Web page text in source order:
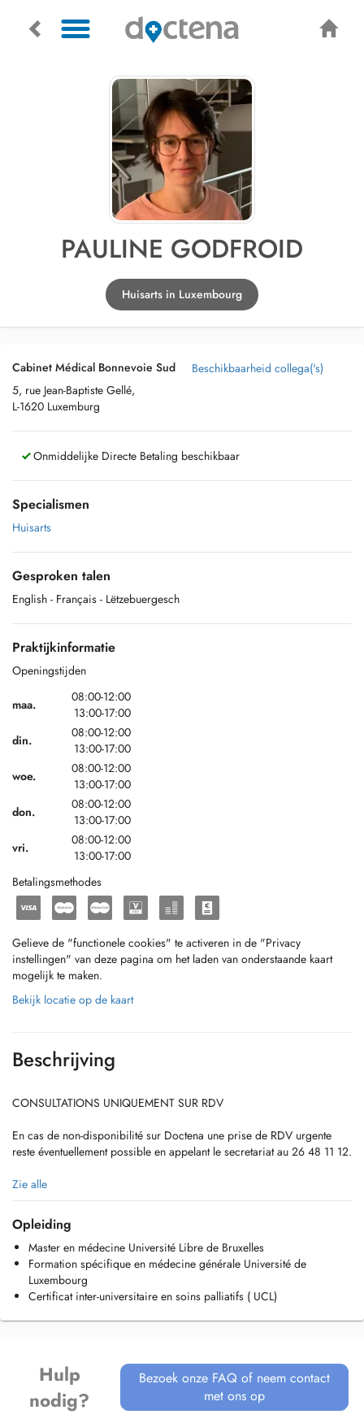
PAULINE GODFROID
Huisarts in Luxembourg
Cabinet Médical Bonnevoie Sud
5, rue Jean-Baptiste Gellé,
L-1620 Luxemburg
Beschikbaarheid collega('s)
Onmiddelijke Directe Betaling beschikbaar
Specialismen
Huisarts
Gesproken talen
English - Français - Lëtzebuergesch
Praktijkinformatie
Openingstijden
maa.
08:00-12:00
13:00-17:00
din.
08:00-12:00
13:00-17:00
woe.
08:00-12:00
13:00-17:00
don.
08:00-12:00
13:00-17:00
vri.
08:00-12:00
13:00-17:00
Betalingsmethodes
Gelieve de "functionele cookies" te activeren in de "Privacy
instellingen" van deze pagina om het laden van onderstaande kaart
mogelijk te maken.
Bekijk locatie op de kaart
Beschrijving
CONSULTATIONS UNIQUEMENT SUR RDV
En cas de non-disponibilité sur Doctena une prise de RDV urgente
reste éventuellement possible en appelant le secretariat au 26 48 11 12.
If there is no availability on Doctena you might try to call the secretary
directly 26 48 11 12.
Pour les cas urgents en soirée ou le weekend veuillez vous adresser à
la Maison Médicale.
For urgent medical advice in the evening or during the weekend,
please contact the Maison Médicale.
Zie alle
Opleiding
Master en médecine Université Libre de Bruxelles
Formation spécifique en médecine générale Université de
Luxembourg
Certificat inter-universitaire en soins palliatifs ( UCL)
Hulp
nodig?
Bezoek onze FAQ of neem contact
met ons op